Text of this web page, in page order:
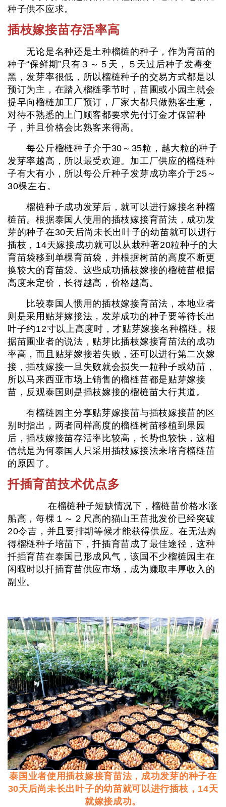
种子供不应求。
插枝嫁接苗存活率高
无论是名种还是土种榴梿的种子，作为育苗的
种子“保鲜期”只有３～５天，５天过后种子发霉变
黑，发芽率很低，所以榴梿种子的交易方式都是以
预订为主，在踏入榴梿季节时，苗圃或小园主就会
提早向榴梿加工厂预订，厂家大都只做熟客生意，
对待不熟悉的上门顾客都要求先付订金才保留种
子，并且价格会比熟客来得高。
每公斤榴梿种子介于30～35粒，越大粒的种子
发芽率越高，所以最受欢迎。加工厂供应的榴梿种
子有大有小，所以每公斤种子发芽成功率介于25～
30棵左右。
榴梿种子成功发芽后，就可以进行嫁接名种榴
梿苗。根据泰国人使用的插枝嫁接育苗法，成功发
芽的种子在30天后尚未长出叶子的幼苗就可以进行
插枝，14天嫁接成功就可以从栽种著20粒种子的大
育苗袋移到单棵育苗袋，并根据树苗的高度不断更
换较大的育苗袋。这些成功插枝嫁接的榴梿苗根据
高度来定价，长得越高，价格越高。
比较泰国人惯用的插枝嫁接育苗法，本地业者
则是采用贴芽嫁接法，发芽成功的种子要等待长出
叶子约12寸以上高度时，才贴芽嫁接名种榴梿。根
据苗圃业者的说法，贴芽比插枝嫁接育苗法的成功
率高，而且贴芽嫁接若失败，还可以进行第二次嫁
接，插枝嫁接一旦失败就会损失一粒种子或幼苗，
所以马来西亚市场上销售的榴梿苗都是贴芽嫁接
苗，反观泰国则是插枝嫁接的榴梿苗大行其道。
有榴梿园主分享贴芽嫁接苗与插枝嫁接苗的区
别时指出，两者同样高度的榴梿树苗移植到果园
后，插枝嫁接苗存活率比较高，长势也较快，这相
信就是为何泰国人只采用插枝嫁接法来培育榴梿苗
的原因了。
扦插育苗技术优点多
在榴梿种子短缺情况下，榴梿苗价格水涨
船高，每棵１～２尺高的猫山王苗批发价已经突破
20令吉，并且要排期等候才能获得供应。在无法购
得榴梿种子培苗下，扦插育苗成了最佳途径，这种
扦插育苗在泰国已形成风气，该国不少榴梿园主在
闲暇时以扦插育苗供应市场，成为赚取丰厚收入的
副业。
泰国业者使用插枝嫁接育苗法，成功发芽的种子在
30天后尚未长出叶子的幼苗就可以进行插枝，14天
就嫁接成功。